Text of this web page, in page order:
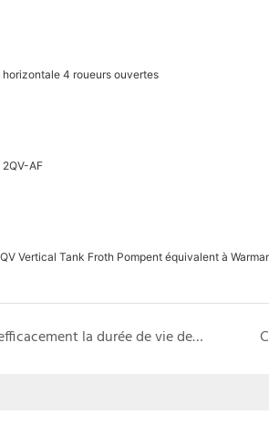
horizontale 4 roueurs ouvertes
2QV-AF
Vertical Tank Froth Pompent équivalent à
Comment prolonger efficacement la durée de vie des pompes à boue